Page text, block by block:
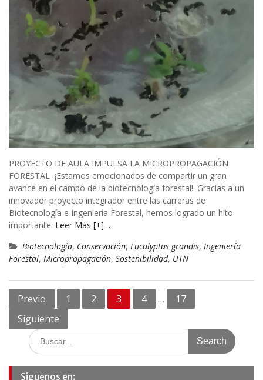
PROYECTO DE AULA IMPULSA LA MICROPROPAGACIÓN
FORESTAL​ ​​¡Estamos emocionados de compartir un gran
avance en el campo de la biotecnología forestal!. Gracias a un
innovador proyecto integrador entre las carreras de
Biotecnología e Ingeniería Forestal, hemos logrado un hito
importante: Leer Más [+] …
Biotecnología, Conservación​, Eucalyptus grandis, Ingeniería
Forestal, Micropropagación, Sostenibilidad, UTN
Navegación
de
entradas
Previo 1 2 3 4 …
17
Siguiente
Search
for:
Siguenos en: